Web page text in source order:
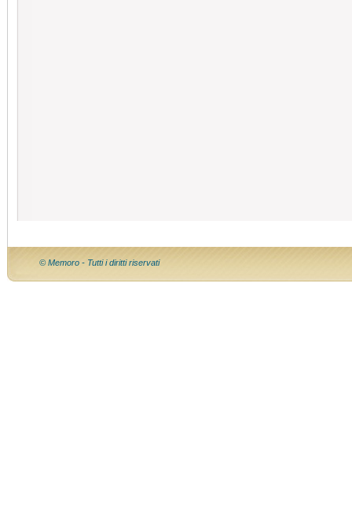
© Memoro - Tutti i diritti riservati